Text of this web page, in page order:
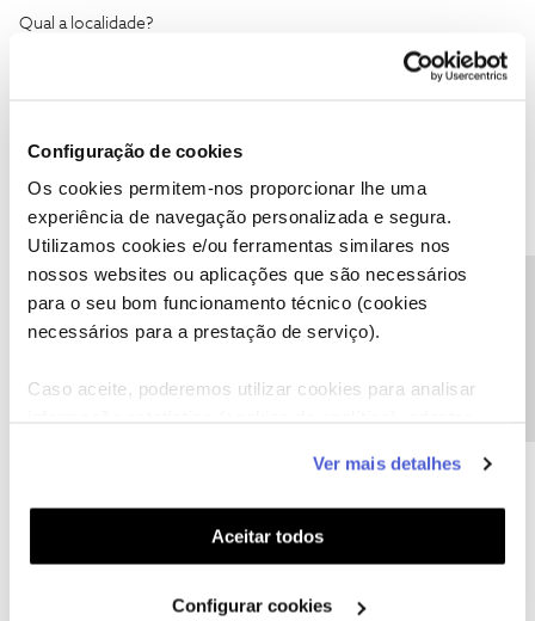
Configuração de cookies
Os cookies permitem-nos proporcionar lhe uma
experiência de navegação personalizada e segura.
Utilizamos cookies e/ou ferramentas similares nos
nossos websites ou aplicações que são necessários
para o seu bom funcionamento técnico (cookies
necessários para a prestação de serviço).
Caso aceite, poderemos utilizar cookies para analisar
funcionalidades (cookies de personalização e
funcionalidade) e adaptar anúncios aos seus interesses
(cookies de publicidade personalizada). Pode gerir a
utilização dos cookies clicando em "Configurar
Ver mais detalhes
Aceitar todos
Configurar cookies
Qual a localidade?
Tiago C. Forum|Forum|8 years ago
Bem-vinda à comunidade,@Fernanda Jesuíno.
Queremos ajudar, contudo uma vez que se trata de uma situação
específica do seu serviço, pedimos que nos ligue para fazermos
alguns despistes técnicos. Saiba aquipara onde ligar.
Ajude a comunidade a encontrar informação relevante. Marque
M. Alexandre Forum|Forum|8 years ago